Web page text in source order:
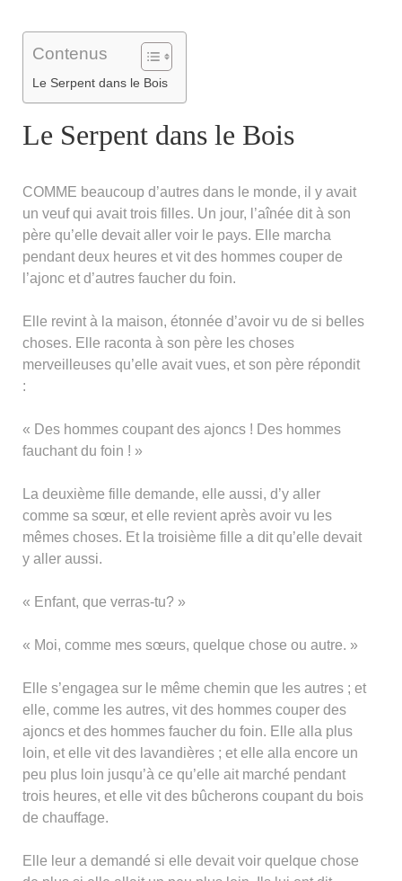
Contenus
Le Serpent dans le Bois
Le Serpent dans le Bois
COMME beaucoup d’autres dans le monde, il y avait
un veuf qui avait trois filles. Un jour, l’aînée dit à son
père qu’elle devait aller voir le pays. Elle marcha
pendant deux heures et vit des hommes couper de
l’ajonc et d’autres faucher du foin.
Elle revint à la maison, étonnée d’avoir vu de si belles
choses. Elle raconta à son père les choses
merveilleuses qu’elle avait vues, et son père répondit
:
« Des hommes coupant des ajoncs ! Des hommes
fauchant du foin ! »
La deuxième fille demande, elle aussi, d’y aller
comme sa sœur, et elle revient après avoir vu les
mêmes choses. Et la troisième fille a dit qu’elle devait
y aller aussi.
« Enfant, que verras-tu? »
« Moi, comme mes sœurs, quelque chose ou autre. »
Elle s’engagea sur le même chemin que les autres ; et
elle, comme les autres, vit des hommes couper des
ajoncs et des hommes faucher du foin. Elle alla plus
loin, et elle vit des lavandières ; et elle alla encore un
peu plus loin jusqu’à ce qu’elle ait marché pendant
trois heures, et elle vit des bûcherons coupant du bois
de chauffage.
Elle leur a demandé si elle devait voir quelque chose